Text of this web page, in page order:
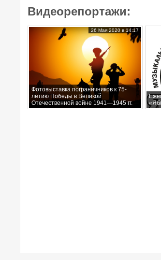
Видеорепортажи:
Фотовыставка пограничников к 75-
летию Победы в Великой
Отечественной войне 1941—1945 гг.
26 Мая 2020 в 14:17